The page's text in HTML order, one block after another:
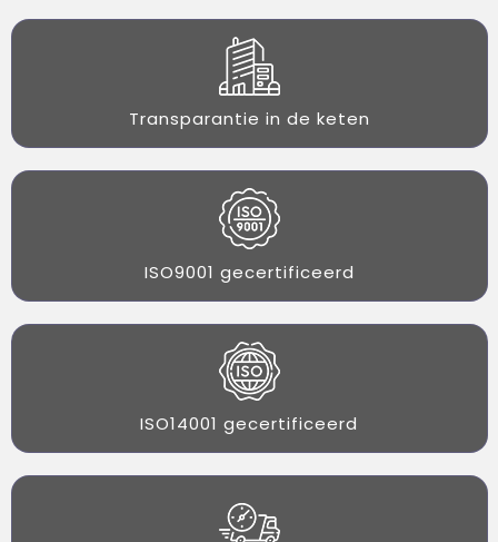
Transparantie in de keten
ISO9001 gecertificeerd
ISO14001 gecertificeerd